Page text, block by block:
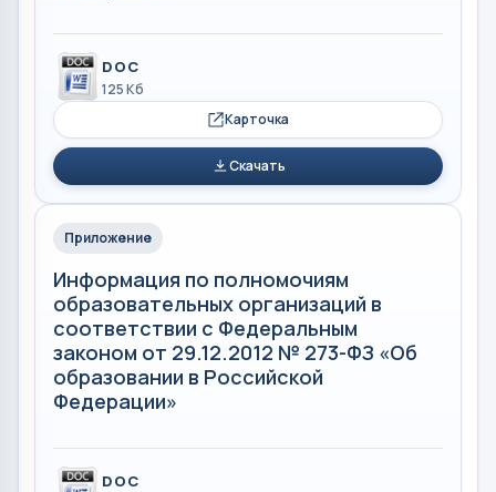
DOC
125 Кб
Карточка
Скачать
Приложение
Информация по полномочиям
образовательных организаций в
соответствии с Федеральным
законом от 29.12.2012 № 273-ФЗ «Об
образовании в Российской
Федерации»
DOC